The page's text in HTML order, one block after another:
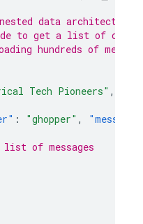
data architecture,
to get a list of
hundreds of
Tech Pioneers" ,
: "ghopper" , "message"
of messages